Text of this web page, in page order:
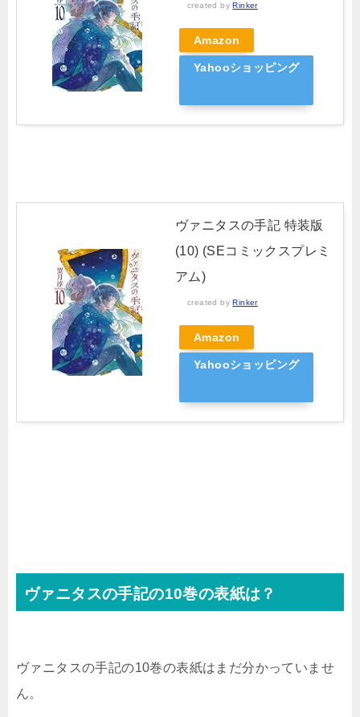
created byRinker
Amazon
Yahooショッピング
ヴァニタスの手記 特装版
(10) (SEコミックスプレミ
アム)
created byRinker
Amazon
Yahooショッピング
ヴァニタスの手記の10巻の表紙は？
ヴァニタスの手記の10巻の表紙はまだ分かっていませ
ん。